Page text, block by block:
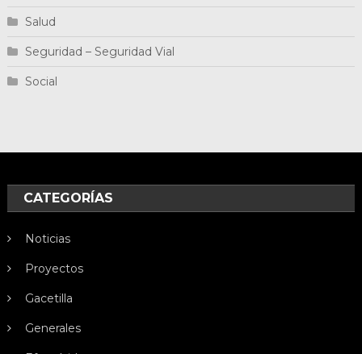
Salud
Seguridad – Seguridad Vial
Social
CATEGORÍAS
Noticias
Proyectos
Gacetilla
Generales